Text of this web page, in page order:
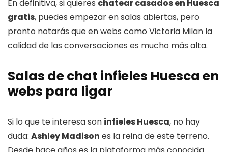
En definitiva, si quieres chatear casados en Huesca
gratis, puedes empezar en salas abiertas, pero
pronto notarás que en webs como Victoria Milan la
calidad de las conversaciones es mucho más alta.
Salas de chat infieles Huesca en
webs para ligar
Si lo que te interesa son infieles Huesca, no hay
duda: Ashley Madison es la reina de este terreno.